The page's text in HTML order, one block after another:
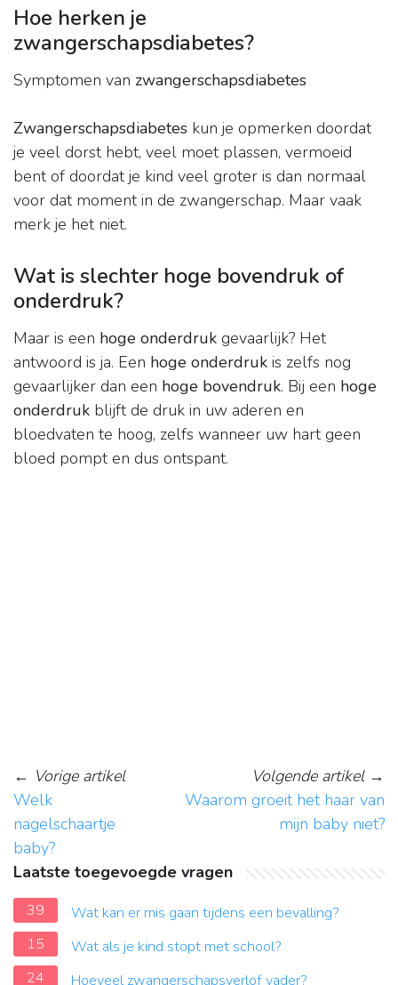
Hoe herken je
zwangerschapsdiabetes?
Symptomen van zwangerschapsdiabetes
Zwangerschapsdiabetes kun je opmerken doordat
je veel dorst hebt, veel moet plassen, vermoeid
bent of doordat je kind veel groter is dan normaal
voor dat moment in de zwangerschap. Maar vaak
merk je het niet.
Wat is slechter hoge bovendruk of
onderdruk?
Maar is een hoge onderdruk gevaarlijk? Het
antwoord is ja. Een hoge onderdruk is zelfs nog
gevaarlijker dan een hoge bovendruk. Bij een hoge
onderdruk blijft de druk in uw aderen en
bloedvaten te hoog, zelfs wanneer uw hart geen
bloed pompt en dus ontspant.
← Vorige artikel
Welk
nagelschaartje
baby?
Volgende artikel→
Waarom groeit het haar van
mijn baby niet?
Laatste toegevoegde vragen
39
Wat kan er mis gaan tijdens een bevalling?
15
Wat als je kind stopt met school?
24
Hoeveel zwangerschapsverlof vader?